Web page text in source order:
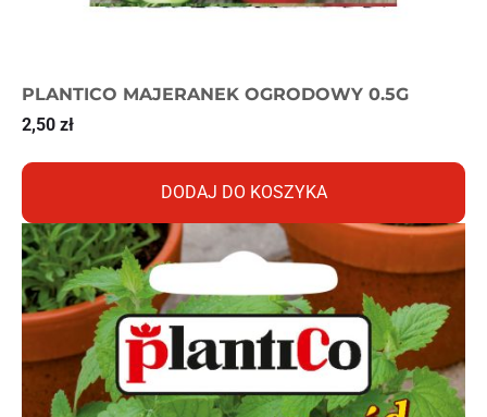
PLANTICO MAJERANEK OGRODOWY 0.5G
2,50 zł
DODAJ DO KOSZYKA